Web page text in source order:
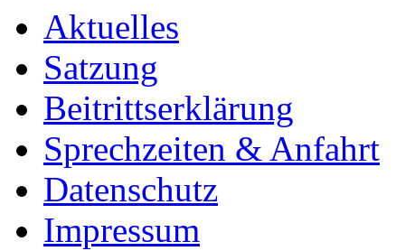
Aktuelles
Satzung
Beitrittserklärung
Sprechzeiten & Anfahrt
Datenschutz
Impressum